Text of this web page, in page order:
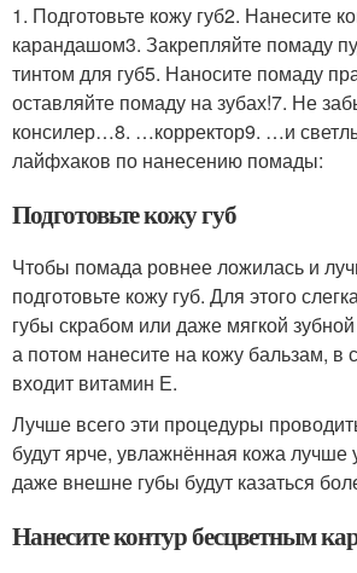
1. Подготовьте кожу губ2. Нанесите
карандашом3. Закрепляйте помаду
тинтом для губ5. Наносите помаду
оставляйте помаду на зубах!7. Не
консилер…8. …корректор9. …и
лайфхаков по нанесению помады:
Подготовьте кожу губ
Чтобы помада ровнее ложилась и
подготовьте кожу губ. Для этого
губы скрабом или даже мягкой
а потом нанесите на кожу бальзам, в
входит витамин Е.
Лучше всего эти процедуры
будут ярче, увлажнённая кожа лучше
даже внешне губы будут казаться
Нанесите контур бесцветным